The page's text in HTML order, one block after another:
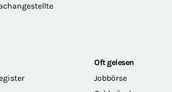
Oft gelesen
Jobbörse